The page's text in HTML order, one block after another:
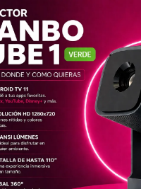
cuotas, en todos
antes de las 13
día 🔥🔥🔥
CCTV